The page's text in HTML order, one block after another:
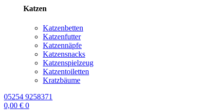
Katzen
Katzenbetten
Katzenfutter
Katzennäpfe
Katzensnacks
Katzenspielzeug
Katzentoiletten
Kratzbäume
05254 9258371
0,00 € 0